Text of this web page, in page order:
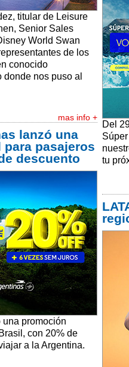
titular de Leisure
Senior Sales
World Swan
de los
conocido
donde nos puso al
mas info +
lanzó una
pasajeros
descuento
promoción
con 20% de
a la Argentina.
Del
tu